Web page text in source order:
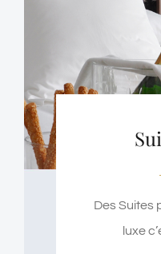
Des Suites
luxe